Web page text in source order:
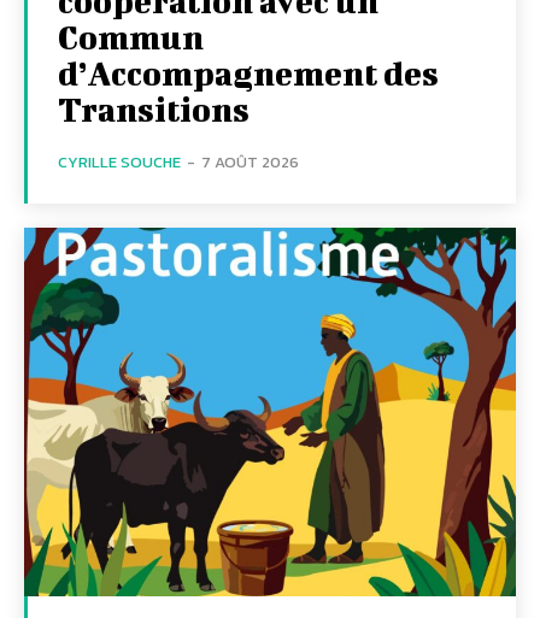
Commun
d’Accompagnement des
Transitions
CYRILLE SOUCHE - 7 AOÛT 2026